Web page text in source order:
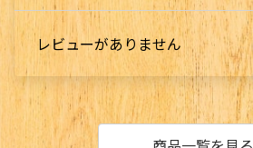
レビューがありません